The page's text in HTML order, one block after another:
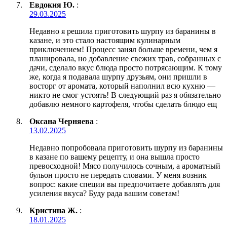
Евдокия Ю. :
29.03.2025
Недавно я решила приготовить шурпу из баранины в
казане, и это стало настоящим кулинарным
приключением! Процесс занял больше времени, чем я
планировала, но добавление свежих трав, собранных с
дачи, сделало вкус блюда просто потрясающим. К тому
же, когда я подавала шурпу друзьям, они пришли в
восторг от аромата, который наполнил всю кухню —
никто не смог устоять! В следующий раз я обязательно
добавлю немного картофеля, чтобы сделать блюдо ещ
Оксана Черняева :
13.02.2025
Недавно попробовала приготовить шурпу из баранины
в казане по вашему рецепту, и она вышла просто
превосходной! Мясо получилось сочным, а ароматный
бульон просто не передать словами. У меня возник
вопрос: какие специи вы предпочитаете добавлять для
усиления вкуса? Буду рада вашим советам!
Кристина Ж. :
18.01.2025